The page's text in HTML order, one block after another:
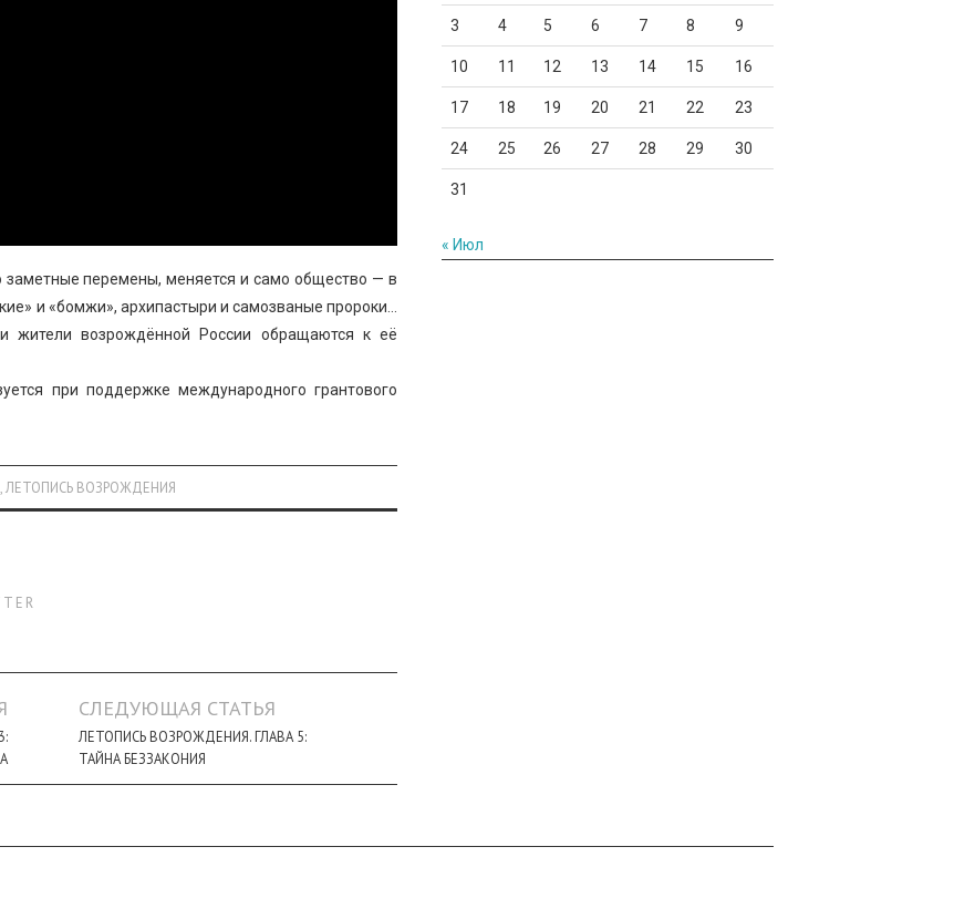
перемены, меняется и само общество — в
и «бомжи», архипастыри и самозваные пророки…
жители возрождённой России обращаются к её
при поддержке международного грантового
ЛЕТОПИСЬ ВОЗРОЖДЕНИЯ
СЛЕДУЮЩАЯ СТАТЬЯ
ЛЕТОПИСЬ ВОЗРОЖДЕНИЯ. ГЛАВА 5:
ТАЙНА БЕЗЗАКОНИЯ
3 4 5 6 7 8 9
10 11 12 13 14 15 16
17 18 19 20 21 22 23
24 25 26 27 28 29 30
31
« Июл